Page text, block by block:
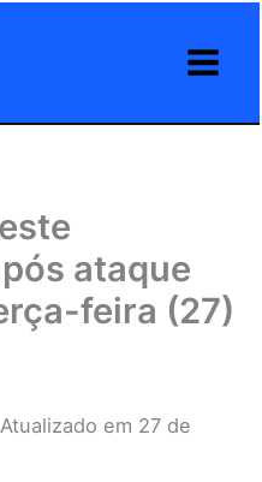
ataque
feira (27)
Atualizado em 27 de